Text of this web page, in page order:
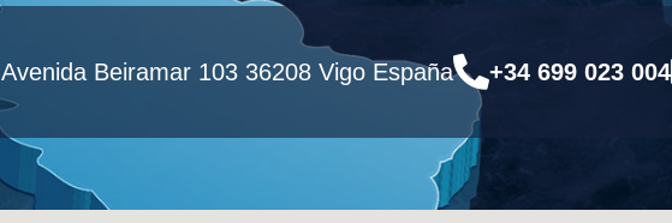
Avenida Beiramar 103 36208 Vigo España +34 699 023 004